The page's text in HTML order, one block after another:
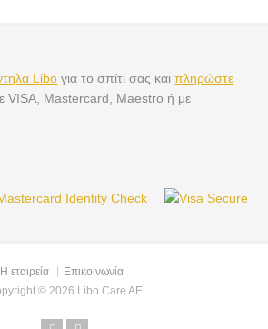
Libo για το σπίτι σας καιπληρώστε
VISA, Mastercard, Maestro ή με
Η εταιρεία
Επικοινωνία
© 2026 Libo Care AE